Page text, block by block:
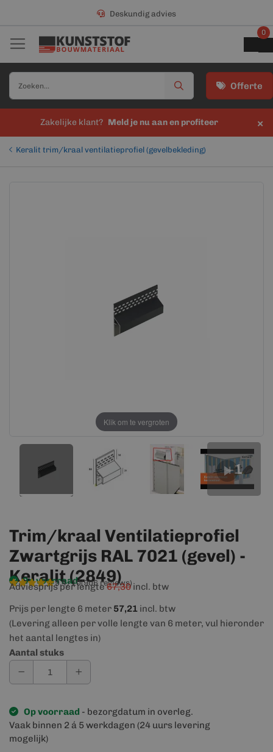
Deskundig advies
Offerte
0
Zakelijke klant? Meld je nu aan en profiteer ×
Keralit trim/kraal ventilatieprofiel (gevelbekleding)
Klik om te vergroten
+1
Trim/kraal Ventilatieprofiel
Zwartgrijs RAL 7021 (gevel) -
Keralit (2849)
Op voorraad
9,4/10(906 reviews)
Adviesprijs per lengte67,30incl. btw
Prijs per lengte 6 meter 57,21 incl. btw
(Levering alleen per volle lengte van 6 meter, vul hieronder
het aantal lengtes in)
Aantal stuks
Op voorraad - bezorgdatum in overleg.
Vaak binnen 2 á 5 werkdagen (24 uurs levering
mogelijk)